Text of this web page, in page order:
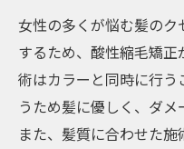
女性の多くが悩む髪の
するため、酸性縮毛矯
術はカラーと同時に行
うため髪に優しく、ダメ
また、髪質に合わせた